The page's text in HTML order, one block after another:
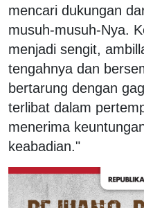
mencari dukungan
musuh-musuh-Nya.
menjadi sengit,
tengahnya dan
bertarung dengan
terlibat dalam
menerima
keabadian."